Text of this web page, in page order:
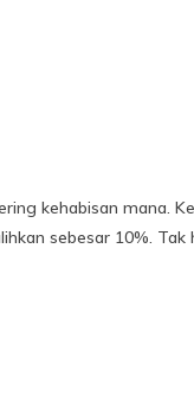
kehabisan mana.
sebesar 10%.